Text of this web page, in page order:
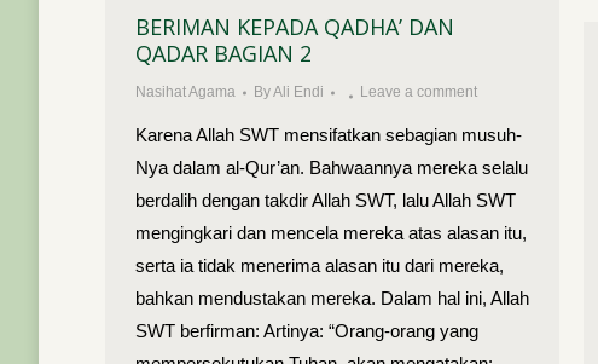
BERIMAN KEPADA QADHA’ DAN
QADAR BAGIAN 2
Nasihat Agama ByAli Endi Leave a comment
Karena Allah SWT mensifatkan sebagian musuh-
Nya dalam al-Qur’an. Bahwaannya mereka selalu
berdalih dengan takdir Allah SWT, lalu Allah SWT
mengingkari dan mencela mereka atas alasan itu,
serta ia tidak menerima alasan itu dari mereka,
bahkan mendustakan mereka. Dalam hal ini, Allah
SWT berfirman: Artinya: “Orang-orang yang